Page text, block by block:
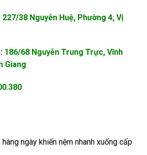
227/38 Nguyễn Huệ, Phường 4, Vị
186/68 Nguyễn Trung Trực, Vĩnh
Giang
ngày khiến nệm nhanh xuống cấp